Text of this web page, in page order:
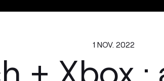
1 NOV. 2022
+ Xbox